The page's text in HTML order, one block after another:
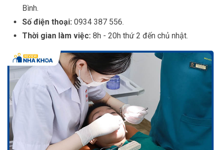
Bình.
Số điện thoại: 0934 387 556.
Thời gian làm việc: 8h - 20h thứ 2 đến chủ nhật.